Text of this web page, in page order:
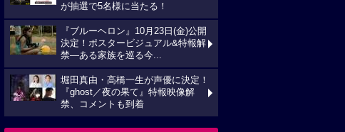
が抽選で5名様に当たる！
『ブルーヘロン』10月23日(金)公開
決定！ポスタービジュアル&特報解
禁―ある家族を巡る今...
堀田真由・高橋一生が声優に決定！
『ghost／夜の果て』特報映像解
禁、コメントも到着